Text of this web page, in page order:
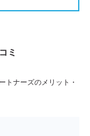
ミ
トナーズのメリット・